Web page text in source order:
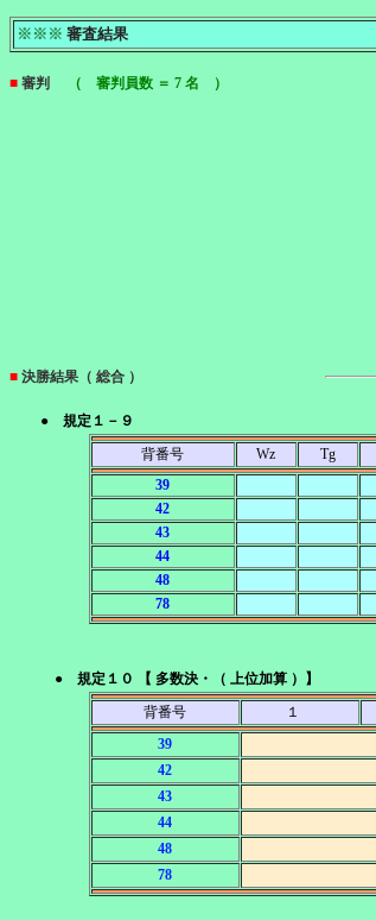
※※※ 審査結果
■ 審判 （ 審判員数 ＝ 7 名 ）
■ 決勝結果（ 総合 ）
● 規定１－９
背番号
Wz Tg
39
42
43
44
48
78
● 規定１０ 【 多数決・（ 上位加算 ）】
背番号
１
39
42
43
44
48
78